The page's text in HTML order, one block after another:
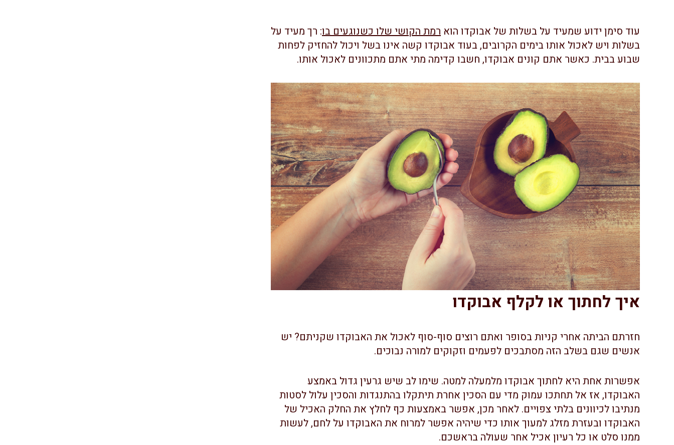
עוד סימן ידוע שמעיד על בשלות של אבוקדו הוא רמת הקושי שלו כשנוגעים בו: רך מעיד על
בשלות ויש לאכול אותו בימים הקרובים, בעוד אבוקדו קשה אינו בשל ויכול להחזיק לפחות
שבוע בבית. כאשר אתם קונים אבוקדו, חשבו קדימה מתי אתם מתכוונים לאכול אותו.
איך לחתוך או לקלף אבוקדו
חזרתם הביתה אחרי קניות בסופר ואתם רוצים סוף-סוף לאכול את האבוקדו שקניתם? יש
אנשים שגם בשלב הזה מסתבכים לפעמים וזקוקים למורה נבוכים.
אפשרות אחת היא לחתוך אבוקדו מלמעלה למטה. שימו לב שיש גרעין גדול באמצע
האבוקדו, אז אל תחתכו עמוק מדי עם הסכין אחרת תיתקלו בהתנגדות והסכין עלול לסטות
מנתיבו לכיוונים בלתי צפויים. לאחר מכן, אפשר באמצעות כף לחלץ את החלק האכיל של
האבוקדו ובעזרת מזלג למעוך אותו כדי שיהיה אפשר למרוח את האבוקדו על לחם, לעשות
ממנו סלט או כל רעיון אכיל אחר שעולה בראשכם.